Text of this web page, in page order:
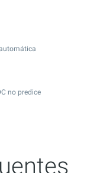
no predice